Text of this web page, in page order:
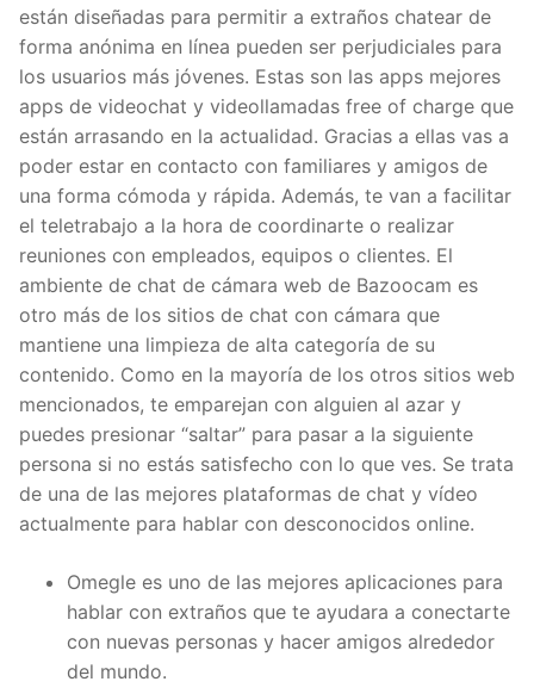
están diseñadas para permitir a extraños chatear de
forma anónima en línea pueden ser perjudiciales para
los usuarios más jóvenes. Estas son las apps mejores
apps de videochat y videollamadas free of charge que
están arrasando en la actualidad. Gracias a ellas vas a
poder estar en contacto con familiares y amigos de
una forma cómoda y rápida. Además, te van a facilitar
el teletrabajo a la hora de coordinarte o realizar
reuniones con empleados, equipos o clientes. El
ambiente de chat de cámara web de Bazoocam es
otro más de los sitios de chat con cámara que
mantiene una limpieza de alta categoría de su
contenido. Como en la mayoría de los otros sitios web
mencionados, te emparejan con alguien al azar y
puedes presionar “saltar” para pasar a la siguiente
persona si no estás satisfecho con lo que ves. Se trata
de una de las mejores plataformas de chat y vídeo
actualmente para hablar con desconocidos online.
Omegle es uno de las mejores aplicaciones para
hablar con extraños que te ayudara a conectarte
con nuevas personas y hacer amigos alrededor
del mundo.